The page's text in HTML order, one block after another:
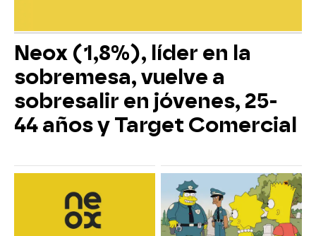
Neox (1,8%), líder en la
sobremesa, vuelve a
sobresalir en jóvenes, 25-
44 años y Target Comercial